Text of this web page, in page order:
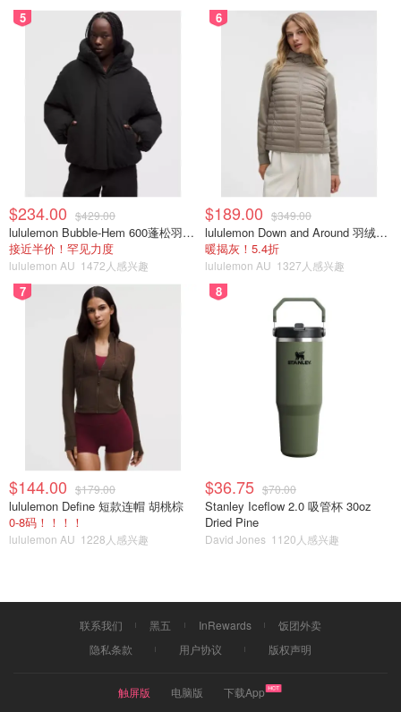
不浪费挑战
5
$234.00 $429.00
lululemon Bubble-Hem 600蓬松羽绒夹克
接近半价！罕见力度
lululemon AU 1472人感兴趣
6
$189.00 $349.00
lululemon Down and Around 羽绒夹克
暖揭灰！5.4折
lululemon AU 1327人感兴趣
7
$144.00 $179.00
lululemon Define 短款连帽 胡桃棕
0-8码！！！！
lululemon AU 1228人感兴趣
8
$36.75 $70.00
Stanley Iceflow 2.0 吸管杯 30oz
Dried Pine
David Jones 1120人感兴趣
联系我们 黑五 InRewards
饭团外卖
隐私条款
用户协议 版权声明
触屏版 电脑版
下载App